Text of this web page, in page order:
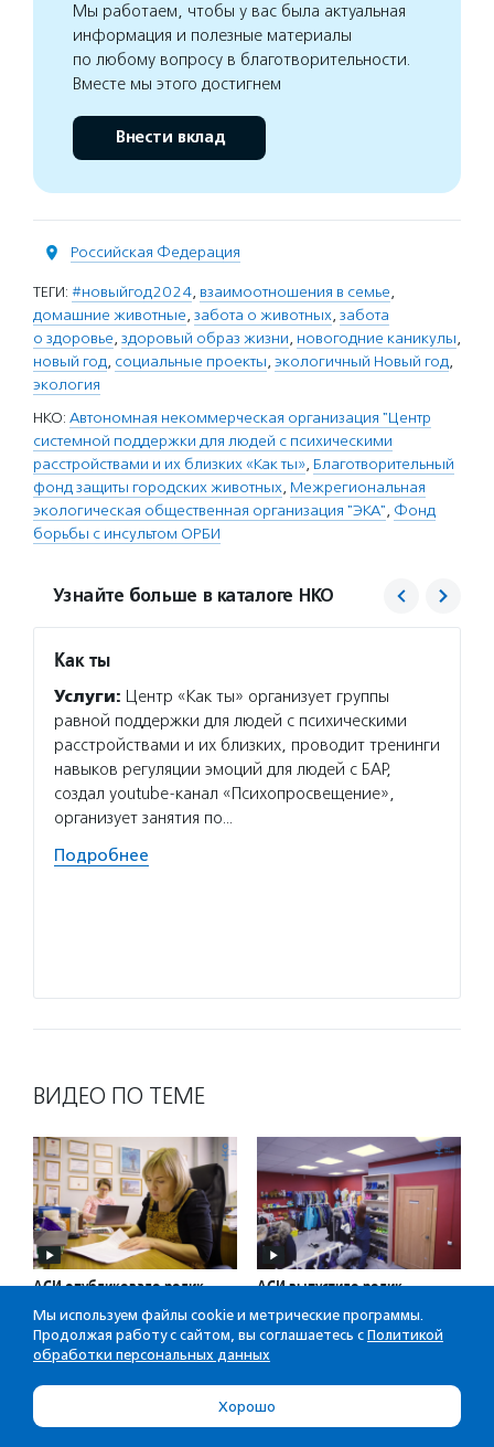
Мы работаем, чтобы у вас была актуальная
информация и полезные материалы
по любому вопросу в благотворительности.
Вместе мы этого достигнем
Внести вклад
Российская Федерация
ТЕГИ: #новыйгод2024, взаимоотношения в семье,
домашние животные, забота о животных, забота
о здоровье, здоровый образ жизни, новогодние каникулы,
новый год, социальные проекты, экологичный Новый год,
экология
НКО: Автономная некоммерческая организация "Центр
системной поддержки для людей с психическими
расстройствами и их близких «Как ты», Благотворительный
фонд защиты городских животных, Межрегиональная
экологическая общественная организация "ЭКА", Фонд
борьбы с инсультом ОРБИ
Узнайте больше в каталоге НКО
Как ты
Услуги: Центр «Как ты» организует группы
равной поддержки для людей с психическими
расстройствами и их близких, проводит тренинги
навыков регуляции эмоций для людей с БАР,
создал youtube-канал «Психопросвещение»,
организует занятия по…
Подробнее
ВИДЕО ПО ТЕМЕ
АСИ опубликовало ролик
об операционном директоре
в НКО
АСИ выпустило ролик
благотворительных
магазинов
Мы используем файлы cookie и метрические программы.
Продолжая работу с сайтом, вы соглашаетесь с Политикой
обработки персональных данных
Хорошо